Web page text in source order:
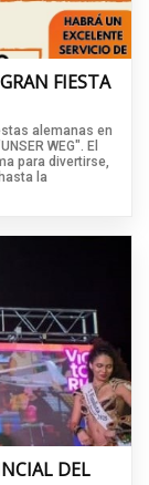
FIESTA
alemanas en
WEG". El
para divertirse,
la
DEL